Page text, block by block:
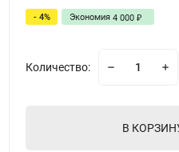
- 4% Экономия4 000₽
Количество:
В